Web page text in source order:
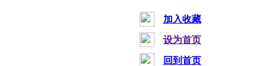
加入收藏
设为首页
回到首页